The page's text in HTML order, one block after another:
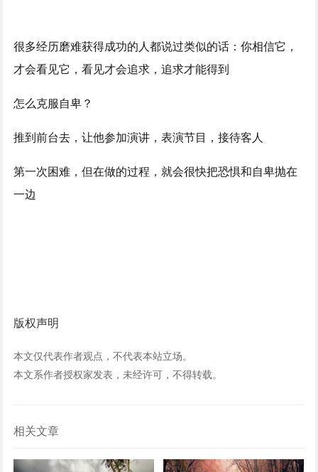
很多经历磨难获得成功的人都说过类似的话：你相信它，
才会看见它，看见才会追求，追求才能得到
怎么克服自卑？
推到前台去，让他参加演讲，表演节目，接待客人
第一次困难，但在做的过程，就会很快把恐惧和自卑抛在
一边
版权声明
本文仅代表作者观点，不代表本站立场。
本文系作者授权家发表，未经许可，不得转载。
相关文章